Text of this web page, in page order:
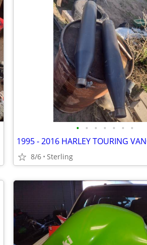
• • • • • • •
8/6 Sterling